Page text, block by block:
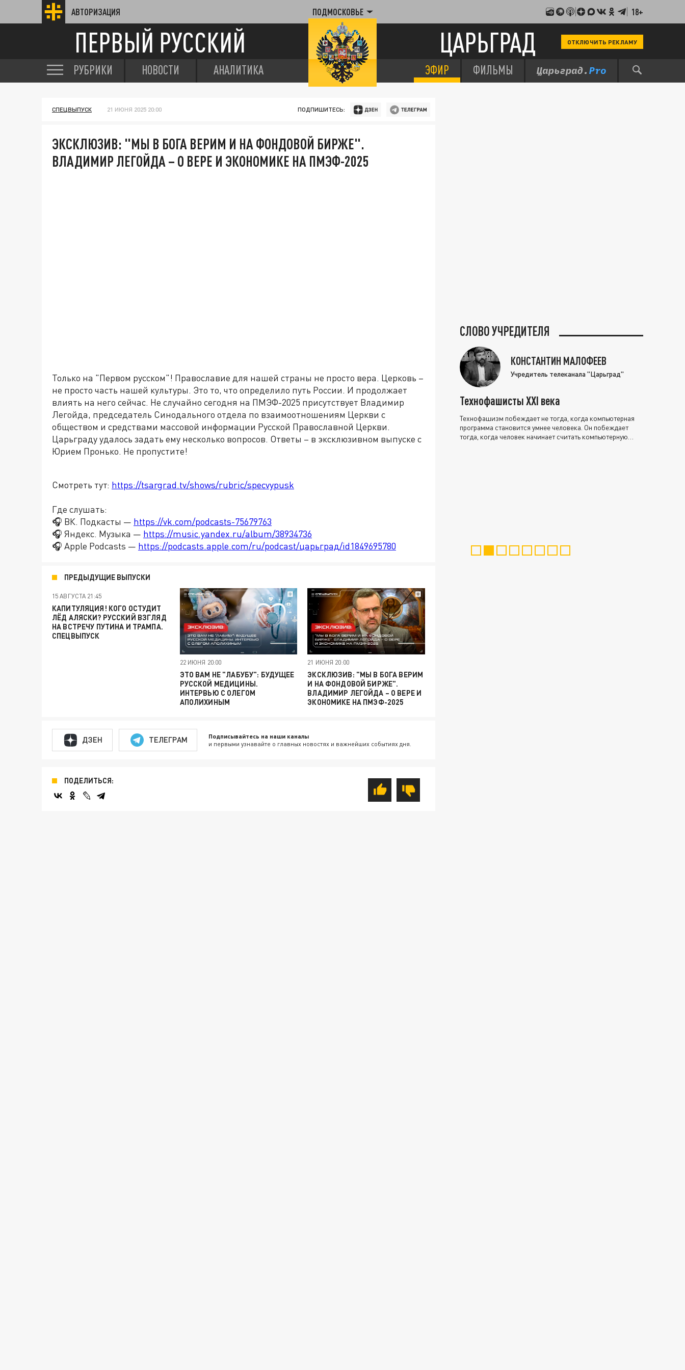
АВТОРИЗАЦИЯ ПОДМОСКОВЬЕ 18+
ПЕРВЫЙ РУССКИЙ ЦАРЬГРАД ОТКЛЮЧИТЬ РЕКЛАМУ
РУБРИКИ НОВОСТИ АНАЛИТИКА ЭФИР ФИЛЬМЫ
СПЕЦВЫПУСК 21 ИЮНЯ 2025 20:00 ПОДПИШИТЕСЬ:
ЭКСКЛЮЗИВ: "МЫ В БОГА ВЕРИМ И НА ФОНДОВОЙ БИРЖЕ".
ВЛАДИМИР ЛЕГОЙДА – О ВЕРЕ И ЭКОНОМИКЕ НА ПМЭФ-2025
Только на "Первом русском"! Православие для нашей страны не просто вера. Церковь –
не просто часть нашей культуры. Это то, что определило путь России. И продолжает
влиять на него сейчас. Не случайно сегодня на ПМЭФ-2025 присутствует Владимир
Легойда, председатель Синодального отдела по взаимоотношениям Церкви с
обществом и средствами массовой информации Русской Православной Церкви.
Царьграду удалось задать ему несколько вопросов. Ответы – в эксклюзивном выпуске с
Юрием Пронько. Не пропустите!
Смотреть тут: https://tsargrad.tv/shows/rubric/specvypusk
Где слушать:
🎧 ВК. Подкасты — https://vk.com/podcasts-75679763
🎧 Яндекс. Музыка — https://music.yandex.ru/album/38934736
🎧 Apple Podcasts — https://podcasts.apple.com/ru/podcast/царьград/id1849695780
ПРЕДЫДУЩИЕ ВЫПУСКИ
15 АВГУСТА 21:45
КАПИТУЛЯЦИЯ! КОГО ОСТУДИТ
ЛЁД АЛЯСКИ? РУССКИЙ ВЗГЛЯД
НА ВСТРЕЧУ ПУТИНА И ТРАМПА.
СПЕЦВЫПУСК
22 ИЮНЯ 20:00
ЭТО ВАМ НЕ "ЛАБУБУ": БУДУЩЕЕ
РУССКОЙ МЕДИЦИНЫ.
ИНТЕРВЬЮ С ОЛЕГОМ
АПОЛИХИНЫМ
21 ИЮНЯ 20:00
ЭКСКЛЮЗИВ: "МЫ В БОГА ВЕРИМ
И НА ФОНДОВОЙ БИРЖЕ".
ВЛАДИМИР ЛЕГОЙДА – О ВЕРЕ И
ЭКОНОМИКЕ НА ПМЭФ-2025
ДЗЕН ТЕЛЕГРАМ Подписывайтесь на наши каналы
и первыми узнавайте о главных новостях и важнейших событиях дня.
ПОДЕЛИТЬСЯ:
СЛОВО УЧРЕДИТЕЛЯ
КОНСТАНТИН МАЛОФЕЕВ
Учредитель телеканала "Царьград"
Технофашисты XXI века
Технофашизм побеждает не тогда, когда компьютерная
программа становится умнее человека. Он побеждает
тогда, когда человек начинает считать компьютерную